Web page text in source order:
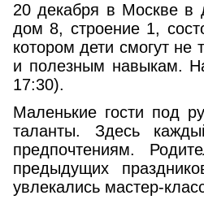
20 декабря в Москве в
дом 8, строение 1,
котором дети смогут не
и полезным навыкам.
17:30).
Маленькие гости под
таланты. Здесь
предпочтениям.
предыдущих
увлекались мастер-